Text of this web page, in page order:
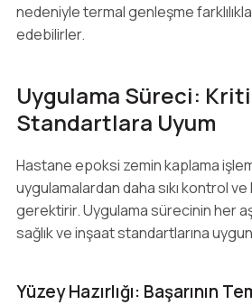
nedeniyle termal genleşme
edebilirler.
Uygulama Süreci:
Standartlara Uyum
Hastane epoksi zemin kaplama
uygulamalardan daha sıkı kontrol
gerektirir. Uygulama sürecinin her
sağlık ve inşaat standartlarına uygun
Yüzey Hazırlığı: Başarının